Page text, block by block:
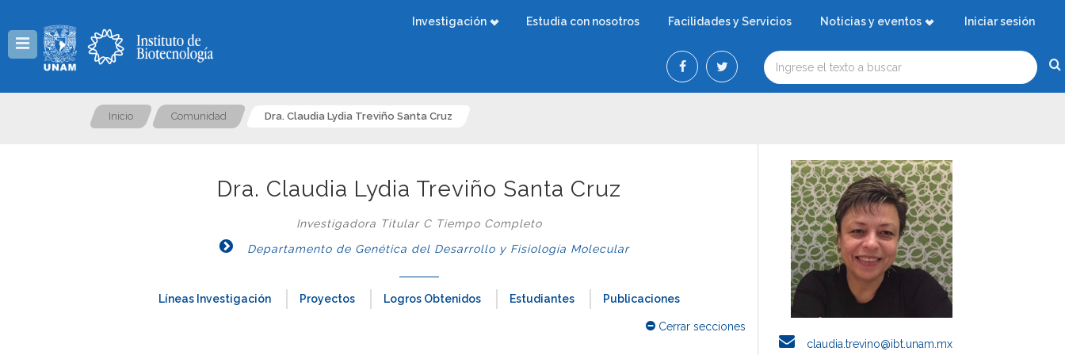
Investigación Estudia con nosotros Facilidades y Servicios Noticias y eventos Iniciar sesión
Inicio Comunidad Dra. Claudia Lydia Treviño Santa Cruz
Dra. Claudia Lydia Treviño Santa Cruz
Investigadora Titular C Tiempo Completo
Departamento de Genética del Desarrollo y Fisiología Molecular
Líneas Investigación Proyectos Logros Obtenidos Estudiantes Publicaciones
Cerrar secciones
claudia.trevino@ibt.unam.mx